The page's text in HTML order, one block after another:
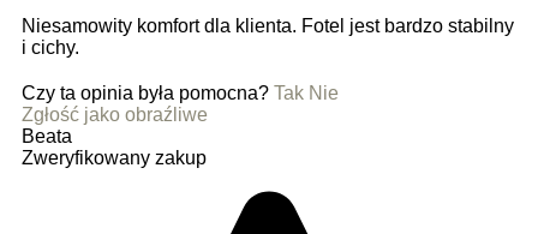
Niesamowity komfort dla klienta. Fotel jest bardzo stabilny
i cichy.
Czy ta opinia była pomocna? Tak Nie
Zgłość jako obraźliwe
Beata
Zweryfikowany zakup